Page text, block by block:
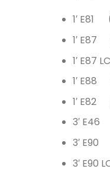
1′ E81
1′
1′ E87
1′ E88
1′ E82
3′
3′
3′ E90